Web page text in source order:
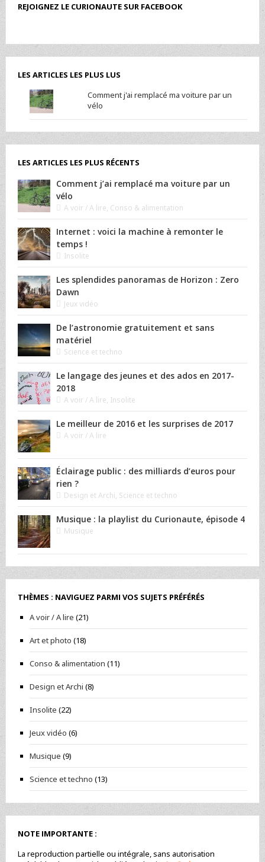
REJOIGNEZ LE CURIONAUTE SUR FACEBOOK
LES ARTICLES LES PLUS LUS
Comment j'ai remplacé ma voiture par un
vélo
LES ARTICLES LES PLUS RÉCENTS
Comment j’ai remplacé ma voiture par un
vélo
A voir / A lire, Conso & alimentation
Internet : voici la machine à remonter le
temps !
Insolite
Les splendides panoramas de Horizon : Zero
Dawn
Jeux vidéo
De l’astronomie gratuitement et sans
matériel
Science et techno
Le langage des jeunes et des ados en 2017-
2018
A voir / A lire, Insolite
Le meilleur de 2016 et les surprises de 2017
A voir / A lire
Éclairage public : des milliards d’euros pour
rien ?
Design et Archi, Science et techno
Musique : la playlist du Curionaute, épisode 4
Musique
THÈMES : NAVIGUEZ PARMI VOS SUJETS PRÉFÉRÉS
A voir / A lire (21)
Art et photo (18)
Conso & alimentation (11)
Design et Archi (8)
Insolite (22)
Jeux vidéo (6)
Musique (9)
Science et techno (13)
NOTE IMPORTANTE :
La reproduction partielle ou intégrale, sans autorisation